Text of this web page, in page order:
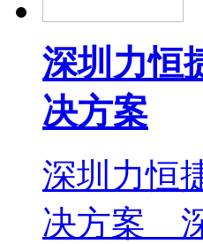
深圳力恒
决方案
深圳力恒
决方案